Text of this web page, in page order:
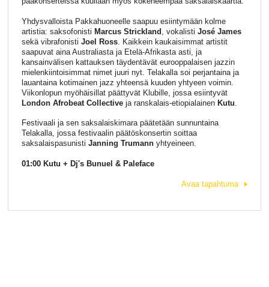
Yhdysvalloista Pakkahuoneelle saapuu esiintymään kolme
artistia: saksofonisti Marcus Strickland , vokalisti José James
sekä vibrafonisti Joel Ross. Kaikkein kaukaisimmat artistit
saapuvat aina Australiasta ja Etelä-Afrikasta asti, ja
kansainvälisen kattauksen täydentävät eurooppalaisen jazzin
mielenkiintoisimmat nimet juuri nyt. Telakalla soi perjantaina ja
lauantaina kotimainen jazz yhteensä kuuden yhtyeen voimin.
Viikonlopun myöhäisillat päättyvät Klubille, jossa esiintyvät
London Afrobeat Collectiveja ranskalais-etiopialainen Kutu
Festivaali ja sen saksalaiskimara päätetään sunnuntaina
Telakalla, jossa festivaalin päätöskonsertin soittaa
saksalaispasunisti Janning Trumannyhtyeineen.
01:00 Kutu + Dj's Bunuel & Paleface
Avaa tapahtuma